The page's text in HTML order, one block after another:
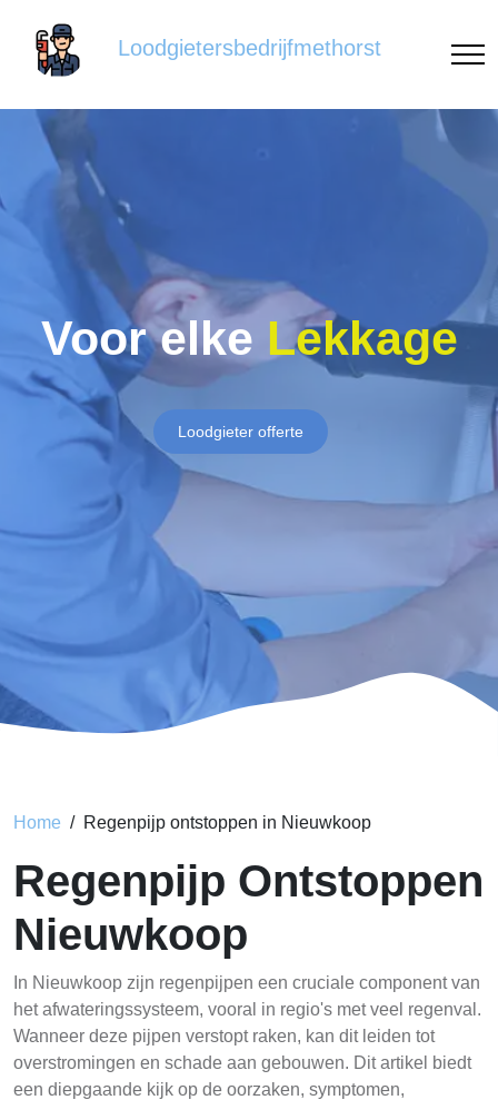
Loodgietersbedrijfmethorst
Voor elke Lekkage
Loodgieter offerte
Home Regenpijp ontstoppen in Nieuwkoop
Regenpijp Ontstoppen
Nieuwkoop
In Nieuwkoop zijn regenpijpen een cruciale component van
het afwateringssysteem, vooral in regio's met veel regenval.
Wanneer deze pijpen verstopt raken, kan dit leiden tot
overstromingen en schade aan gebouwen. Dit artikel biedt
een diepgaande kijk op de oorzaken, symptomen,